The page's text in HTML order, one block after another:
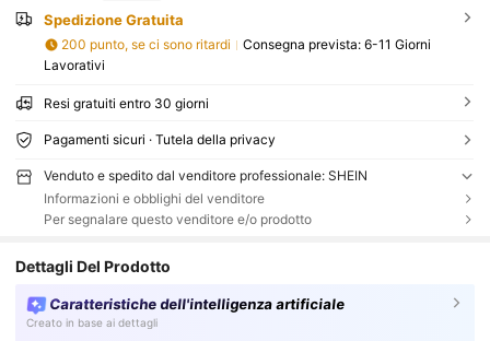
Spedizione Gratuita
200 punto, se ci sono ritardi Consegna prevista: 6-11 Giorni
Lavorativi
Resi gratuiti entro 30 giorni
Pagamenti sicuri · Tutela della privacy
Venduto e spedito dal venditore professionale: SHEIN
Informazioni e obblighi del venditore
Per segnalare questo venditore e/o prodotto
Dettagli Del Prodotto
Caratteristiche dell'intelligenza artificiale
Creato in base ai dettagli